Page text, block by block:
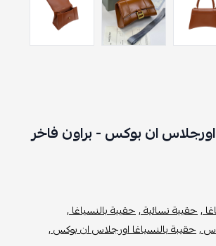
اورجلاس ان بوكس - براون فاخر
,حقيبة نسائية ,حقيبة بالنسياغا ,
,حقيبة بالنسياغا اورجلاس ان بوكس ,